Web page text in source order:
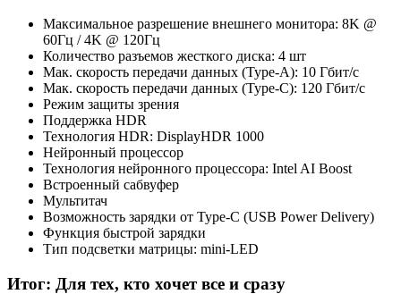
Максимальное разрешение внешнего монитора: 8K @
60Гц / 4K @ 120Гц
Количество разъемов жесткого диска: 4 шт
Мак. скорость передачи данных (Type-A): 10 Гбит/с
Мак. скорость передачи данных (Type-C): 120 Гбит/с
Режим защиты зрения
Поддержка HDR
Технология HDR: DisplayHDR 1000
Нейронный процессор
Технология нейронного процессора: Intel AI Boost
Встроенный сабвуфер
Мультитач
Возможность зарядки от Type-C (USB Power Delivery)
Функция быстрой зарядки
Тип подсветки матрицы: mini-LED
Итог: Для тех, кто хочет все и сразу